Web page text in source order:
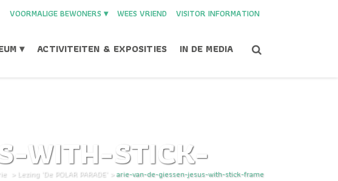
VOORMALIGE BEWONERS ▾ WEES VRIEND VISITOR INFORMATION
▾ ACTIVITEITEN & EXPOSITIES IN DE MEDIA
WITH-STICK-
> Lezing 'De POLAR PARADE' >arie-van-de-giessen-jesus-with-stick-frame